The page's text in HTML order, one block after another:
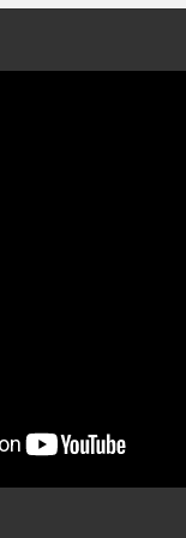
et atteindre 80 à 100 km/h
Il parcourt la basse vallée
le littoral